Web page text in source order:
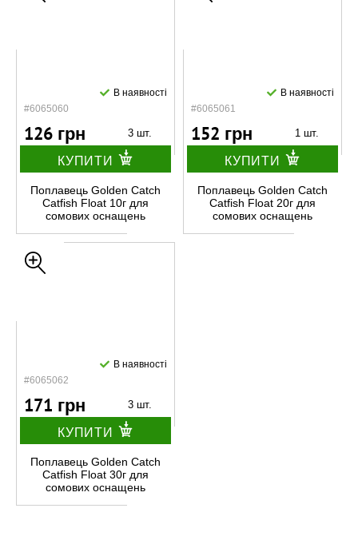
#6065060
В наявності
126 грн 3 шт.
КУПИТИ
Поплавець Golden Catch
Catfish Float 10г для
сомових оснащень
#6065061
В наявності
152 грн 1 шт.
КУПИТИ
Поплавець Golden Catch
Catfish Float 20г для
сомових оснащень
#6065062
В наявності
171 грн 3 шт.
КУПИТИ
Поплавець Golden Catch
Catfish Float 30г для
сомових оснащень